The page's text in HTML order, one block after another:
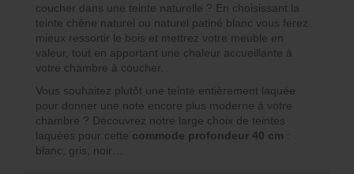
coucher dans une teinte naturelle ? En choisissant la
teinte chêne naturel ou naturel patiné blanc vous ferez
mieux ressortir le bois et mettrez votre meuble en
valeur, tout en apportant une chaleur accueillante à
votre chambre à coucher.
Vous souhaitez plutôt une teinte entièrement laquée
pour donner une note encore plus moderne à votre
chambre ? Découvrez notre large choix de teintes
laquées pour cette commode profondeur 40 cm
blanc, gris, noir…